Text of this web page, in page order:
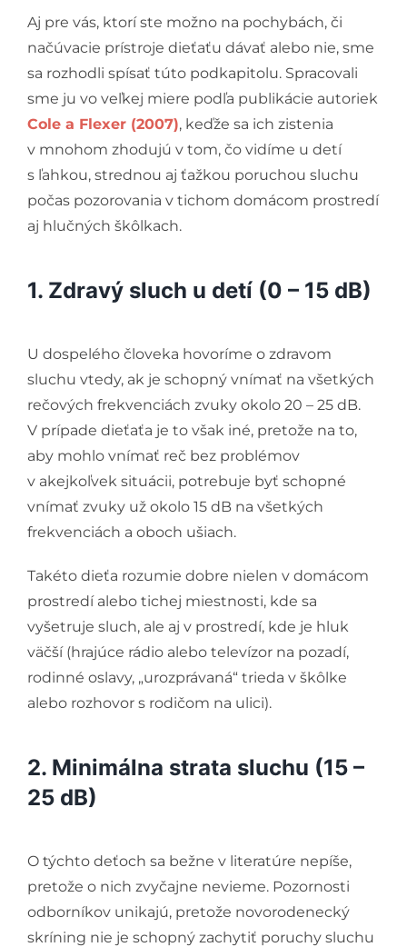
Aj pre vás, ktorí ste možno na pochybách, či
načúvacie prístroje dieťaťu dávať alebo nie, sme
sa rozhodli spísať túto podkapitolu. Spracovali
sme ju vo veľkej miere podľa publikácie autoriek
Cole a Flexer (2007), keďže sa ich zistenia
v mnohom zhodujú v tom, čo vidíme u detí
s ľahkou, strednou aj ťažkou poruchou sluchu
počas pozorovania v tichom domácom prostredí
aj hlučných škôlkach.
1. Zdravý sluch u detí (0 – 15 dB)
U dospelého človeka hovoríme o zdravom
sluchu vtedy, ak je schopný vnímať na všetkých
rečových frekvenciách zvuky okolo 20 – 25 dB.
V prípade dieťaťa je to však iné, pretože na to,
aby mohlo vnímať reč bez problémov
v akejkoľvek situácii, potrebuje byť schopné
vnímať zvuky už okolo 15 dB na všetkých
frekvenciách a oboch ušiach.
Takéto dieťa rozumie dobre nielen v domácom
prostredí alebo tichej miestnosti, kde sa
vyšetruje sluch, ale aj v prostredí, kde je hluk
väčší (hrajúce rádio alebo televízor na pozadí,
rodinné oslavy, „urozprávaná“ trieda v škôlke
alebo rozhovor s rodičom na ulici).
2. Minimálna strata sluchu (15 –
25 dB)
O týchto deťoch sa bežne v literatúre nepíše,
pretože o nich zvyčajne nevieme. Pozornosti
odborníkov unikajú, pretože novorodenecký
skríning nie je schopný zachytiť poruchy sluchu